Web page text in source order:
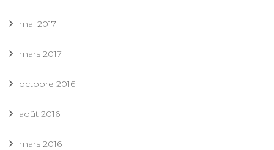
mai 2017
mars 2017
octobre 2016
août 2016
mars 2016